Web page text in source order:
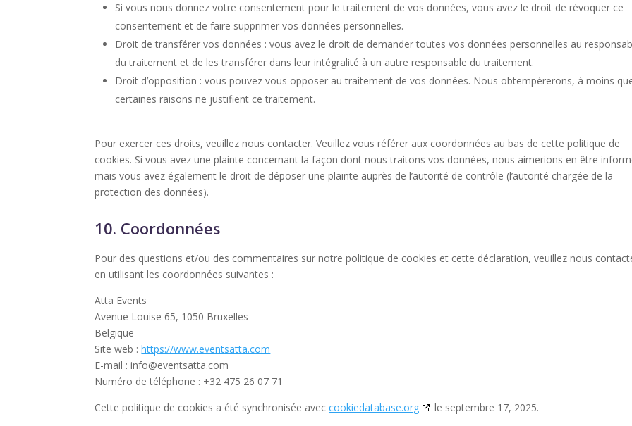
Si vous nous donnez votre consentement pour le traitement de vos données, vous avez le droit de révoquer ce
consentement et de faire supprimer vos données personnelles.
Droit de transférer vos données : vous avez le droit de demander toutes vos données personnelles au
du traitement et de les transférer dans leur intégralité à un autre responsable du traitement.
Droit d’opposition : vous pouvez vous opposer au traitement de vos données. Nous obtempérerons, à moins
certaines raisons ne justifient ce traitement.
Pour exercer ces droits, veuillez nous contacter. Veuillez vous référer aux coordonnées au bas de cette politique de
cookies. Si vous avez une plainte concernant la façon dont nous traitons vos données, nous aimerions en être
mais vous avez également le droit de déposer une plainte auprès de l’autorité de contrôle (l’autorité chargée de la
protection des données).
10. Coordonnées
Pour des questions et/ou des commentaires sur notre politique de cookies et cette déclaration, veuillez nous
en utilisant les coordonnées suivantes :
Atta Events
Avenue Louise 65, 1050 Bruxelles
Belgique
Site web :https://www.eventsatta.com
E-mail :info@eventsatta.com
Numéro de téléphone : +32 475 26 07 71
Cette politique de cookies a été synchronisée aveccookiedatabase.org le septembre 17, 2025.